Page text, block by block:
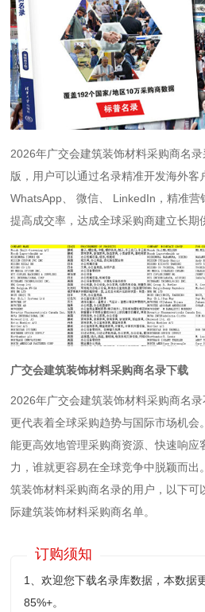
2026年广交会建筑装饰材料采购商名
版，用户可以通过名录精准开发海外客
WhatsApp、 微信、 LinkedIn，精准营
提高成交率，达成全球采购商建立长期
广交会建筑装饰材料采购商名录下载
2026年广交会建筑装饰材料采购商名录
更代表着全球采购趋势与国际市场机会
能更高效地管理采购商资源、快速响应
力，谁就更容易在全球竞争中脱颖而
筑装饰材料采购商名录的用户，以下可
际建筑装饰材料采购商名单。
订购须知
1、欢迎您下载名录库数据，本数据
85%+。